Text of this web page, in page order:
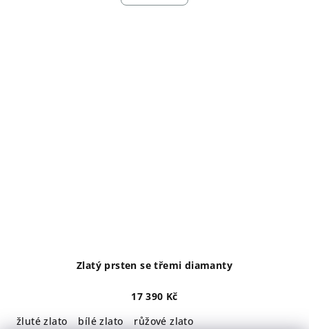
Zlatý prsten se třemi diamanty
17 390 Kč
žluté zlato
bílé zlato
růžové zlato